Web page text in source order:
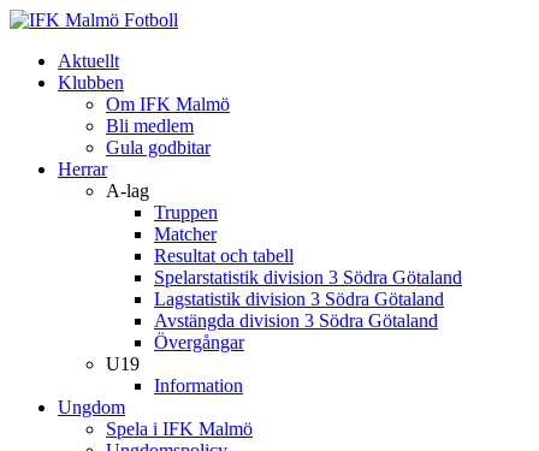
Aktuellt
Klubben
Om IFK Malmö
Bli medlem
Gula godbitar
Herrar
A-lag
Truppen
Matcher
Resultat och tabell
Spelarstatistik division 3 Södra Götaland
Lagstatistik division 3 Södra Götaland
Avstängda division 3 Södra Götaland
Övergångar
U19
Information
Ungdom
Spela i IFK Malmö